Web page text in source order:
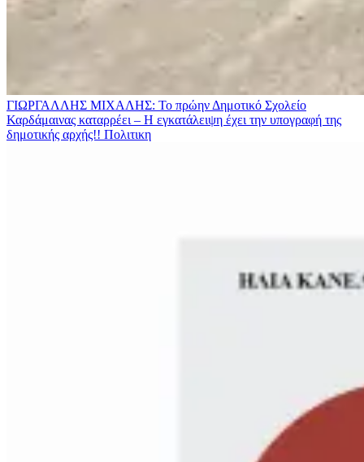
ΓΙΩΡΓΑΛΛΗΣ ΜΙΧΑΛΗΣ: Το πρώην Δημοτικό Σχολείο
Καρδάμαινας καταρρέει – Η εγκατάλειψη έχει την υπογραφή της
δημοτικής αρχής!! Πολιτικη